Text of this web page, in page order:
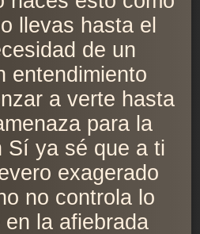
llevas hasta el
de un
entendimiento
a verte hasta
para la
Sí ya sé que a ti
exagerado
no controla lo
la afiebrada